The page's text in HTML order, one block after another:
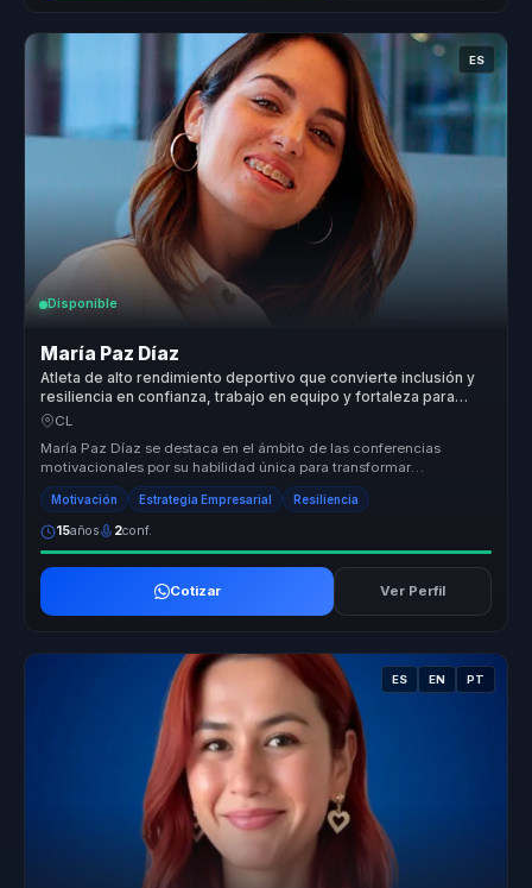
ES
Disponible
María Paz Díaz
Atleta de alto rendimiento deportivo que convierte inclusión y
resiliencia en confianza, trabajo en equipo y fortaleza para
organizaciones.
CL
María Paz Díaz se destaca en el ámbito de las conferencias
motivacionales por su habilidad única para transformar
experiencias personales...
Motivación Estrategia Empresarial Resiliencia
15años 2conf.
Cotizar Ver Perfil
ES EN PT